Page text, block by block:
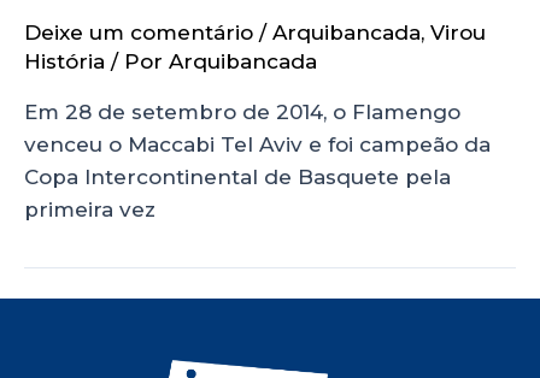
Deixe um comentário / Arquibancada, Virou
História / Por Arquibancada
Em 28 de setembro de 2014, o Flamengo
venceu o Maccabi Tel Aviv e foi campeão da
Copa Intercontinental de Basquete pela
primeira vez